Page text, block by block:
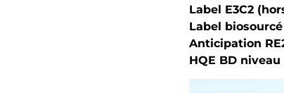
Label E3C2
Label
Anticipation
HQE BD